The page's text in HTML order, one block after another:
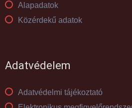
Alapadatok
Közérdekű adatok
Adatvédelem
Adatvédelmi tájékoztató